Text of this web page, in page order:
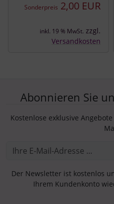
Sonderpreis 2,00 EUR
inkl. 19 % MwSt. zzgl.
Versandkosten
Abonnieren Sie
Kostenlose exklusive
Der Newsletter ist kostenlos
Ihrem Kundenkonto